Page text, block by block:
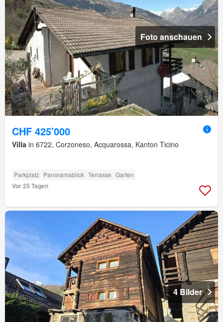
Foto anschauen
CHF 425'000
Villa in 6722, Corzoneso, Acquarossa, Kanton Ticino
Parkplatz Panoramablick Terrasse Garten
Vor 25 Tagen
4 Bilder